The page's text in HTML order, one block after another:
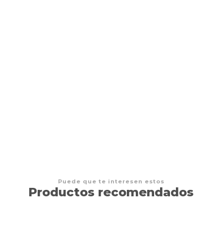
Puede que te interesen estos
Productos recomendados